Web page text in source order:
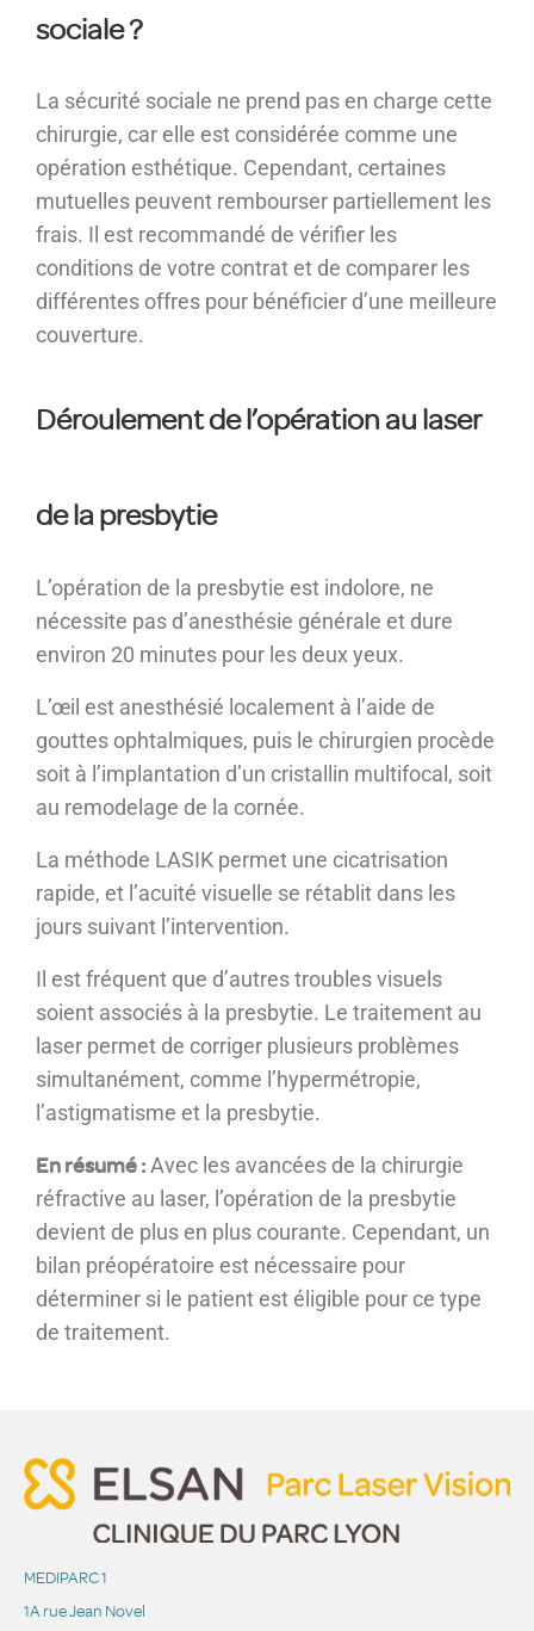
sociale ?
La sécurité sociale ne prend pas en charge cette
chirurgie, car elle est considérée comme une
opération esthétique. Cependant, certaines
mutuelles peuvent rembourser partiellement les
frais. Il est recommandé de vérifier les
conditions de votre contrat et de comparer les
différentes offres pour bénéficier d’une meilleure
couverture.
Déroulement de l’opération au laser
de la presbytie
L’opération de la presbytie est indolore, ne
nécessite pas d’anesthésie générale et dure
environ 20 minutes pour les deux yeux.
L’œil est anesthésié localement à l’aide de
gouttes ophtalmiques, puis le chirurgien procède
soit à l’implantation d’un cristallin multifocal, soit
au remodelage de la cornée.
La méthode LASIK permet une cicatrisation
rapide, et l’acuité visuelle se rétablit dans les
jours suivant l’intervention.
Il est fréquent que d’autres troubles visuels
soient associés à la presbytie. Le traitement au
laser permet de corriger plusieurs problèmes
simultanément, comme l’hypermétropie,
l’astigmatisme et la presbytie.
En résumé :Avec les avancées de la chirurgie
réfractive au laser, l’opération de la presbytie
devient de plus en plus courante. Cependant, un
bilan préopératoire est nécessaire pour
déterminer si le patient est éligible pour ce type
de traitement.
MEDIPARC 1
1A rue Jean Novel